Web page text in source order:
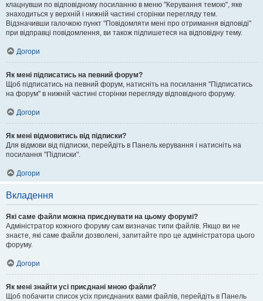
клацнувши по відповідному посиланню в меню "Керування темою", яке
знаходиться у верхній і нижній частині сторінки перегляду тем.
Відзначивши галочкою пункт "Повідомляти мені про отримання відповіді"
при відправці повідомлення, ви також підпишетеся на відповідну тему.
Догори
Як мені підписатись на певний форум?
Щоб підписатись на певний форум, натисніть на посилання "Підписатись
на форум" в нижній частині сторінки перегляду відповідного форуму.
Догори
Як мені відмовитись від підписки?
Для відмови від підписки, перейдіть в Панель керування і натисніть на
посилання "Підписки".
Догори
Вкладення
Які саме файли можна приєднувати на цьому форумі?
Адміністратор кожного форуму сам визначає типи файлів. Якщо ви не
знаєте, які саме файли дозволені, запитайте про це адміністратора цього
форуму.
Догори
Як мені знайти усі приєднані мною файли?
Щоб побачити список усіх приєднаних вами файлів, перейдіть в Панель